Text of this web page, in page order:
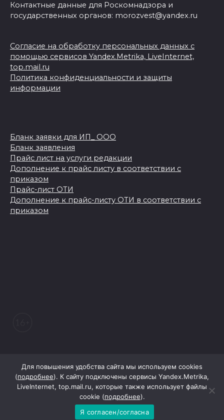
Контактные данные для Роскомнадзора и
государственных органов: morozvest@yandex.ru
Согласие на обработку персональных данных с
помощью сервисов Yandex.Metrika, LiveInternet,
top.mail.ru
Политика конфиденциальности и защиты
информации
Бланк заявки для ИП_ ООО
Бланк заявления
Прайс лист на услуги редакции
Дополнение к прайс листу в соответствии с
приказом
Прайс-лист ОТИ
Дополнение к прайс-листу ОТИ в соответствии с
приказом
При поддержке Правительства Ростовской области
Для повышения удобства сайта мы используем cookies
(подробнее). К сайту подключены сервисы Yandex.Metrika,
LiveInternet, top.mail.ru, которые также использует файлы
cookie (подробнее).
Я согласен/согласна